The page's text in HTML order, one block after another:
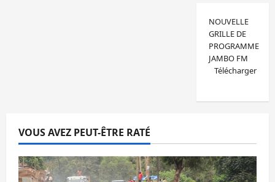
NOUVELLE
GRILLE DE
PROGRAMME
JAMBO FM
Télécharger
VOUS AVEZ PEUT-ÊTRE RATÉ